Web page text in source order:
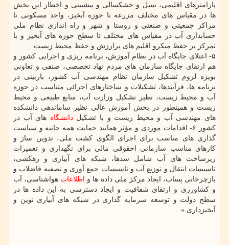
پارامترهای اقلیمی، سیل و خشکسالی و پیشبینی و اخطار این بخش
ها در مقیاس های مختلف مزرعه تا حوزه آبخیز، واحد مسکونی تا
مراکز جمعیتی و صنعتی و روستا و شهر و راه اندازی نظام ملی
حسابداری آب در مقیاس های مختلف تا سطح حوزه های آبخیز و با
تمرکز بر حفظ میکرو اقلیم های پرارزش و حفظ محیط زیست
۵- اعتلای جایگاه آب در نظام آموزش، برنامه ریزی و اجرایی کشور و
هم ارتقای جایگاه سازمان های مردم نهاد تخصصی، صنفی و تعاونی
بویژه لزوم تشکیل سازمان نظام مهندسی آب کشور، بازبینی در
برنامه ها، فرآیندها، تشکیلات و ساختارهای اجرائی متناسب در حوزه
آب و محیط زیست، نظیر تشکیل وزارت آب، منابع طبیعی و محیط
زیست و همینطور در بخش آموزش عالی نظیر ساماندهی دانشکده
های مهندسی آب و محیط زیست و با تشکیلدانشگاه های آب در
کشور ۶- اقدامات موردی و مؤثر همانند حمایت همه جانبه و سیاست
گذاری های مناسب برای اجرای الگوی کشت ملی، تدوین ساز و
کارهای مناسب سازمانی احقوقی مالی برای نگهداری و تعمیرات
زیرساخت های آب شامل سدها، شبکه های آبیاری و زهکشی،
تاسیسات انتقال و توزیع آب و تاسیسات جمع آوری و تصفیه فاضلاب و
بازچرخانی پساب، ایجاد مرکز ملی داده ها و اطلاعات هواشناسی، آب
و کشاورزی و ارتقای شفافیت و ایجاد دسترسی به این داده ها در
سطح دولت و توسعه سرمایه گذاری در شبکه های آبیاری نوین و
آبخیزداری.»